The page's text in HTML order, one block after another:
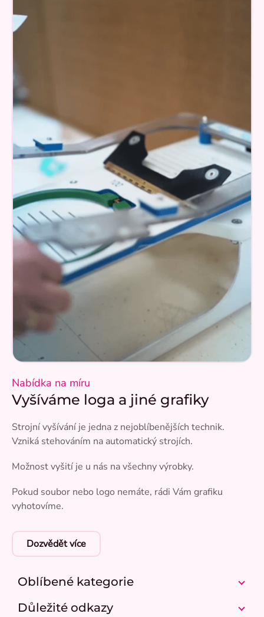
Nabídka na míru
Vyšíváme loga a jiné grafiky
Strojní vyšívání je jedna z nejoblíbenějších technik.
Vzniká stehováním na automatický strojích.
Možnost vyšití je u nás na všechny výrobky.
Pokud soubor nebo logo nemáte, rádi Vám grafiku
vyhotovíme.
Dozvědět více
Oblíbené kategorie
Důležité odkazy